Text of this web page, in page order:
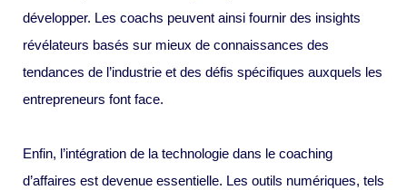
développer. Les coachs peuvent ainsi fournir des insights
révélateurs basés sur mieux de connaissances des
tendances de l’industrie et des défis spécifiques auxquels les
entrepreneurs font face.
Enfin, l’intégration de la technologie dans le coaching
d’affaires est devenue essentielle. Les outils numériques, tels